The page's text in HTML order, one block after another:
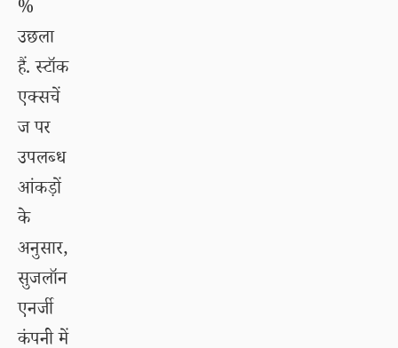
%
उछला
हैं. स्टॉक
एक्सचें
ज पर
उपलब्ध
आंकड़ों
के
अनुसार,
सुजलॉन
एनर्जी
कंपनी में